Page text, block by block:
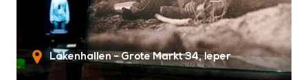
Lakenhallen - Grote Markt 34 Ieper